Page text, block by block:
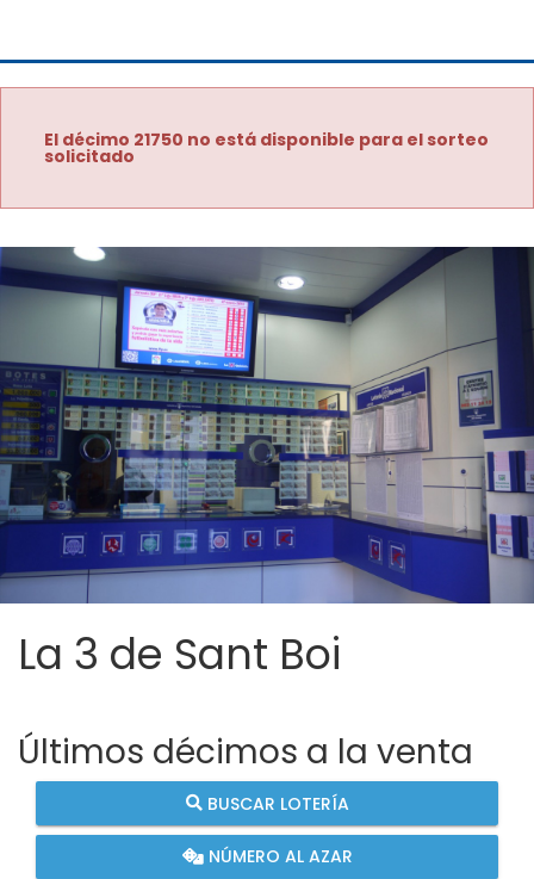
El décimo 21750 no está disponible para el sorteo
solicitado
La 3 de Sant Boi
Últimos décimos a la venta
BUSCAR LOTERÍA
NÚMERO AL AZAR